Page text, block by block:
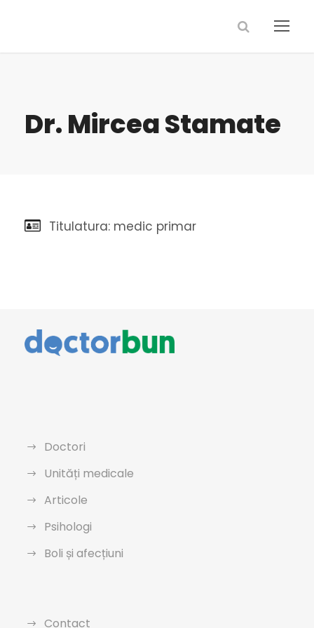
Dr. Mircea Stamate
Titulatura: medic primar
Doctori
Unități medicale
Articole
Psihologi
Boli și afecțiuni
Contact